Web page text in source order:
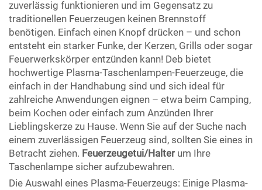
zuverlässig funktionieren und im Gegensatz zu
traditionellen Feuerzeugen keinen Brennstoff
benötigen. Einfach einen Knopf drücken – und schon
entsteht ein starker Funke, der Kerzen, Grills oder sogar
Feuerwerkskörper entzünden kann! Deb bietet
hochwertige Plasma-Taschenlampen-Feuerzeuge, die
einfach in der Handhabung sind und sich ideal für
zahlreiche Anwendungen eignen – etwa beim Camping,
beim Kochen oder einfach zum Anzünden Ihrer
Lieblingskerze zu Hause. Wenn Sie auf der Suche nach
einem zuverlässigen Feuerzeug sind, sollten Sie eines in
Betracht ziehen. Feuerzeugetui/Halter um Ihre
Taschenlampe sicher aufzubewahren.
Die Auswahl eines Plasma-Feuerzeugs: Einige Plasma-